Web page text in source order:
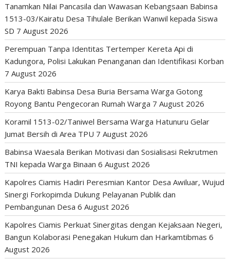
Tanamkan Nilai Pancasila dan Wawasan Kebangsaan Babinsa
1513-03/Kairatu Desa Tihulale Berikan Wanwil kepada Siswa
SD 7 August 2026
Perempuan Tanpa Identitas Tertemper Kereta Api di
Kadungora, Polisi Lakukan Penanganan dan Identifikasi Korban
7 August 2026
Karya Bakti Babinsa Desa Buria Bersama Warga Gotong
Royong Bantu Pengecoran Rumah Warga 7 August 2026
Koramil 1513-02/Taniwel Bersama Warga Hatunuru Gelar
Jumat Bersih di Area TPU 7 August 2026
Babinsa Waesala Berikan Motivasi dan Sosialisasi Rekrutmen
TNI kepada Warga Binaan 6 August 2026
Kapolres Ciamis Hadiri Peresmian Kantor Desa Awiluar, Wujud
Sinergi Forkopimda Dukung Pelayanan Publik dan
Pembangunan Desa 6 August 2026
Kapolres Ciamis Perkuat Sinergitas dengan Kejaksaan Negeri,
Bangun Kolaborasi Penegakan Hukum dan Harkamtibmas 6
August 2026